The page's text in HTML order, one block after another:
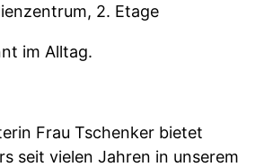
2. Etage
im Alltag.
Frau Tschenker bietet
seit vielen Jahren in unserem